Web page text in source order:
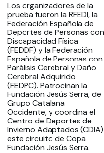
Los organizadores de la
prueba fueron la RFEDI, la
Federación Española de
Deportes de Personas con
Discapacidad Física
(FEDDF) y la Federación
Española de Personas con
Parálisis Cerebral y Daño
Cerebral Adquirido
(FEDPC). Patrocinan la
Fundación Jesús Serra, de
Grupo Catalana
Occidente, y coordina el
Centro de Deportes de
Invierno Adaptados (CDIA)
este circuito de Copa
Fundación Jesús Serra.